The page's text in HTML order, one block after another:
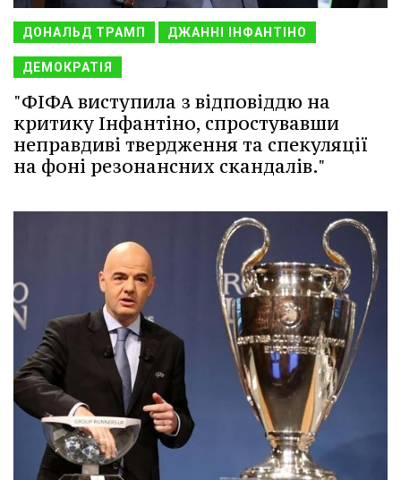
ДОНАЛЬД ТРАМП ДЖАННІ ІНФАНТІНО
ДЕМОКРАТІЯ
"ФІФА виступила з відповіддю на
критику Інфантіно, спростувавши
неправдиві твердження та спекуляції
на фоні резонансних скандалів."